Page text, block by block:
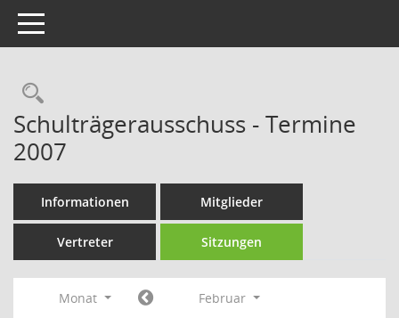
Toggle navigation
Rechercheauswahl
Schulträgerausschuss - Termine
2007
Informationen Mitglieder
Vertreter Sitzungen
Monat
Februar